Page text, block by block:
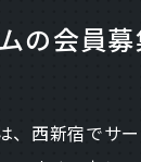
の会員
、西新宿でサ